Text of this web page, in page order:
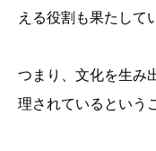
える役割も果たして
つまり、文化を生み
理されているという